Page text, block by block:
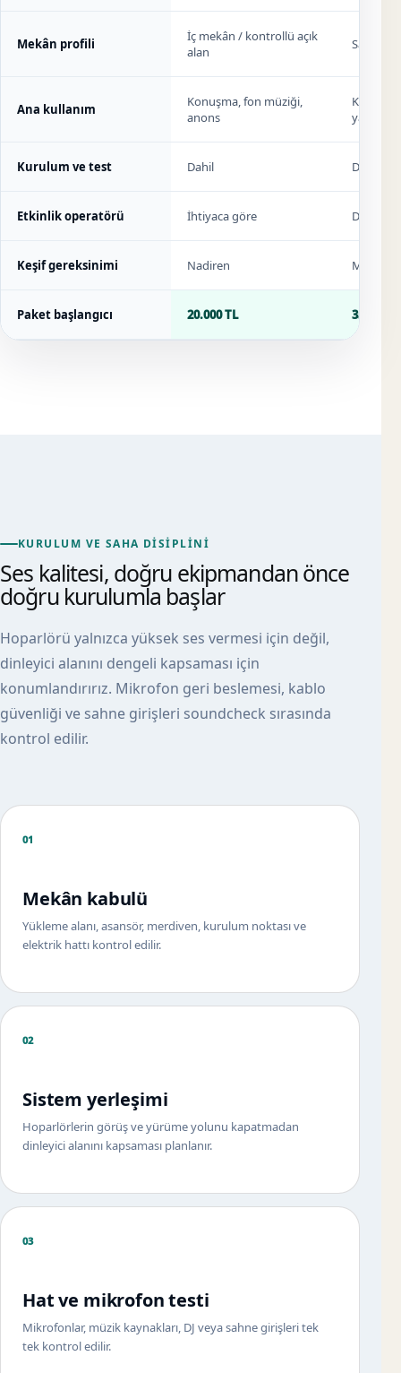
Mekân profili
İç mekân / kontrollü açık
alan
Salon /
Ana kullanım
Konuşma, fon müziği,
anons
yayını
Kurulum ve test Dahil Dahil
Etkinlik operatörü İhtiyaca göre Dahil
Keşif gereksinimi Nadiren Mekâna
Paket başlangıcı 20.000 TL 35.000
KURULUM VE SAHA DISIPLINI
Ses kalitesi, doğru ekipmandan önce
doğru kurulumla başlar
Hoparlörü yalnızca yüksek ses vermesi için değil,
dinleyici alanını dengeli kapsaması için
konumlandırırız. Mikrofon geri beslemesi, kablo
güvenliği ve sahne girişleri soundcheck sırasında
kontrol edilir.
01
Mekân kabulü
Yükleme alanı, asansör, merdiven, kurulum noktası ve
elektrik hattı kontrol edilir.
02
Sistem yerleşimi
Hoparlörlerin görüş ve yürüme yolunu kapatmadan
dinleyici alanını kapsaması planlanır.
03
Hat ve mikrofon testi
Mikrofonlar, müzik kaynakları, DJ veya sahne girişleri tek
tek kontrol edilir.